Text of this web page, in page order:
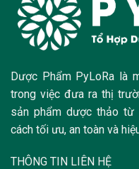
Dược Phẩm PyLoRa là
trong việc đưa ra thị
sản phẩm dược thảo
cách tối ưu, an toàn và
THÔNG TIN LIÊN HỆ